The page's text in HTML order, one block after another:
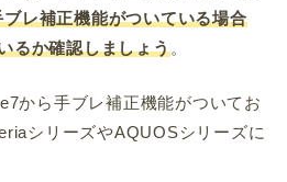
ブレ補正機能がついている場合
るか確認しましょう。
から手ブレ補正機能がついてお
シリーズやAQUOSシリーズに